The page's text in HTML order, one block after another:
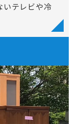
いテレビや冷